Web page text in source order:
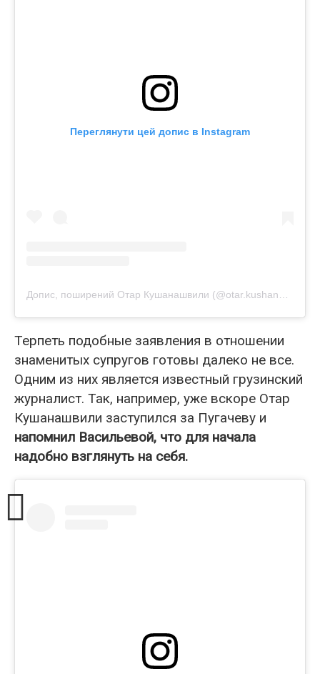
Переглянути цей допис в Instagram
Допис, поширений Отар Кушанашвили (@otar.kushanashvili)
Терпеть подобные заявления в отношении
знаменитых супругов готовы далеко не все.
Одним из них является известный грузинский
журналист. Так, например, уже вскоре Отар
Кушанашвили заступился за Пугачеву и
напомнил Васильевой, что для начала
надобно взглянуть на себя.